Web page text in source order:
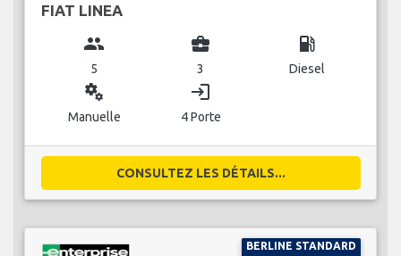
FIAT LINEA
group
5
business_center
3
local_gas_station
Diesel
miscellaneous_services
Manuelle
login
4 Porte
CONSULTEZ LES DÉTAILS...
BERLINE STANDARD